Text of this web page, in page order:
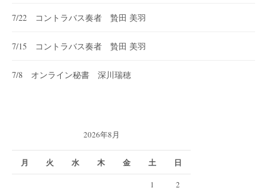
7/22 コントラバス奏者 贄田 美羽
7/15 コントラバス奏者 贄田 美羽
7/8 オンライン秘書 深川瑞穂
2026年8月
月 火 水 木 金 土 日
1
2